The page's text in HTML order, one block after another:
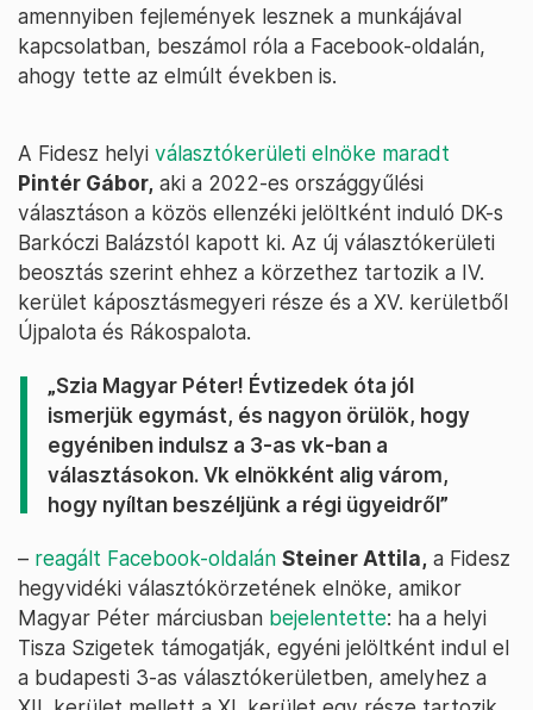
amennyiben fejlemények lesznek a munkájával
kapcsolatban, beszámol róla a Facebook-oldalán,
ahogy tette az elmúlt években is.
A Fidesz helyi választókerületi elnöke maradt
Pintér Gábor, aki a 2022-es országgyűlési
választáson a közös ellenzéki jelöltként induló DK-s
Barkóczi Balázstól kapott ki. Az új választókerületi
beosztás szerint ehhez a körzethez tartozik a IV.
kerület káposztásmegyeri része és a XV. kerületből
Újpalota és Rákospalota.
„Szia Magyar Péter! Évtizedek óta jól
ismerjük egymást, és nagyon örülök, hogy
egyéniben indulsz a 3-as vk-ban a
választásokon. Vk elnökként alig várom,
hogy nyíltan beszéljünk a régi ügyeidről”
– reagált Facebook-oldalán Steiner Attila, a Fidesz
hegyvidéki választókörzetének elnöke, amikor
Magyar Péter márciusban bejelentette: ha a helyi
Tisza Szigetek támogatják, egyéni jelöltként indul el
a budapesti 3-as választókerületben, amelyhez a